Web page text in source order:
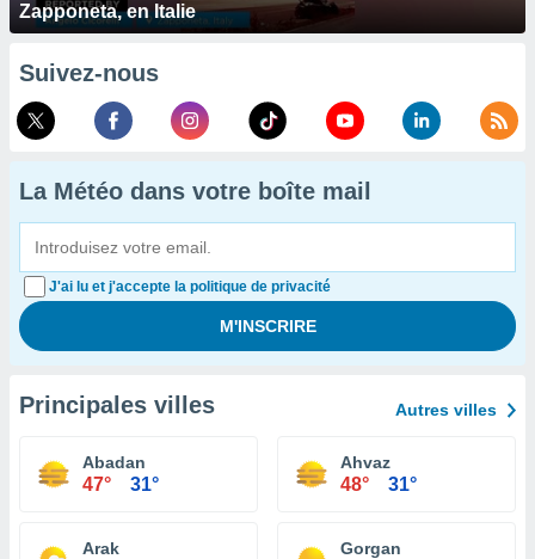
Zapponeta, en Italie
Suivez-nous
La Météo dans votre boîte mail
J'ai lu et j'accepte la politique de privacité
Principales villes Autres villes
Abadan
47° 31°
Ahvaz
48° 31°
Arak Gorgan